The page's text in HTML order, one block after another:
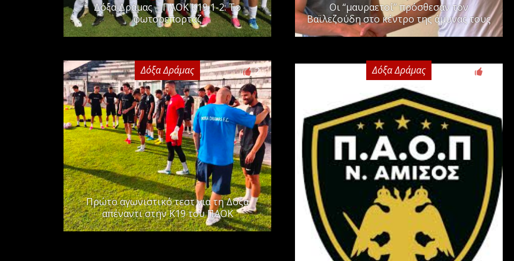
Δόξα Δράμας – ΠΑΟΚ Κ19 1-2: Το
φωτορεπορτάζ
Οι “μαυραετοί” πρόσθεσαν τον
Βαϊλεζούδη στο κέντρο της άμυνας τους
Δόξα Δράμας 2
Πρώτο αγωνιστικό τεστ για τη Δόξα
απέναντι στην Κ19 του ΠΑΟΚ
Δόξα Δράμας